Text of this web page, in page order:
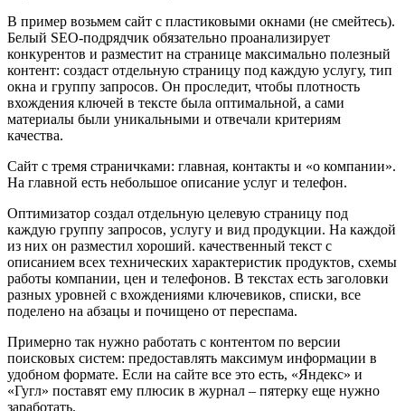
В пример возьмем сайт с пластиковыми окнами (не смейтесь).
Белый SEO-подрядчик обязательно проанализирует
конкурентов и разместит на странице максимально полезный
контент: создаст отдельную страницу под каждую услугу, тип
окна и группу запросов. Он проследит, чтобы плотность
вхождения ключей в тексте была оптимальной, а сами
материалы были уникальными и отвечали критериям
качества.
Сайт с тремя страничками: главная, контакты и «о компании».
На главной есть небольшое описание услуг и телефон.
Оптимизатор создал отдельную целевую страницу под
каждую группу запросов, услугу и вид продукции. На каждой
из них он разместил хороший. качественный текст с
описанием всех технических характеристик продуктов, схемы
работы компании, цен и телефонов. В текстах есть заголовки
разных уровней с вхождениями ключевиков, списки, все
поделено на абзацы и почищено от переспама.
Примерно так нужно работать с контентом по версии
поисковых систем: предоставлять максимум информации в
удобном формате. Если на сайте все это есть, «Яндекс» и
«Гугл» поставят ему плюсик в журнал – пятерку еще нужно
заработать.